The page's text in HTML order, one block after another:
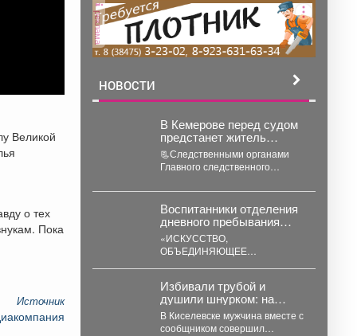
Великой
о тех
Пока
Источник
реклама
НОВОСТИ
В Кемерове перед судом
предстанет житель
Тяжинского округа,
обвиняемый в
неправомерном доступе к
компьютерной
информации и
мошенничестве
📃Следственными органами
Главного следственного
расследование уголовного
дела, возбужденного в
отношении 23-летнего жителя
пгт....
Воспитанники отделения
дневного пребывания
стали гостями
уникальной
художественной
выставки.
«ИСКУССТВО,
ОБЪЕДИНЯЮЩЕЕ
пребывания стали гостями
уникальной художественной
выставки. Для ребят...
Избивали трубой и
душили шнурком: на
кузбассовца жестоко
напали из-за техники
В Киселевске мужчина вместе с
сообщником совершил